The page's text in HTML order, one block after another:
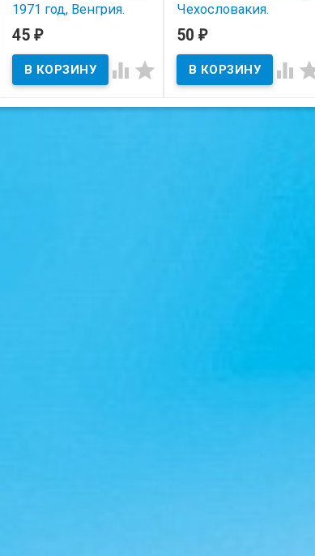
1971 год, Венгрия.
В наличии
Состояние на скане.
45 ₽
 
Чехословакия.
В наличии
Состояние на скане.
50 ₽
